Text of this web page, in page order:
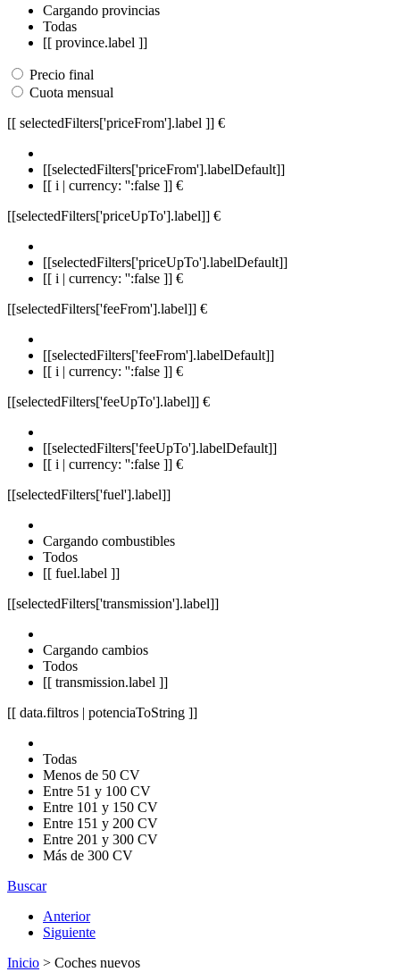
Cargando provincias
Todas
[[ province.label ]]
Precio final
Cuota mensual
[[ selectedFilters['priceFrom'].label ]] €
[[selectedFilters['priceFrom'].labelDefault]]
[[ i | currency: '':false ]] €
[[selectedFilters['priceUpTo'].label]] €
[[selectedFilters['priceUpTo'].labelDefault]]
[[ i | currency: '':false ]] €
[[selectedFilters['feeFrom'].label]] €
[[selectedFilters['feeFrom'].labelDefault]]
[[ i | currency: '':false ]] €
[[selectedFilters['feeUpTo'].label]] €
[[selectedFilters['feeUpTo'].labelDefault]]
[[ i | currency: '':false ]] €
[[selectedFilters['fuel'].label]]
Cargando combustibles
Todos
[[ fuel.label ]]
[[selectedFilters['transmission'].label]]
Cargando cambios
Todos
[[ transmission.label ]]
[[ data.filtros | potenciaToString ]]
Todas
Menos de 50 CV
Entre 51 y 100 CV
Entre 101 y 150 CV
Entre 151 y 200 CV
Entre 201 y 300 CV
Más de 300 CV
Buscar
Anterior
Siguiente
Inicio > Coches nuevos